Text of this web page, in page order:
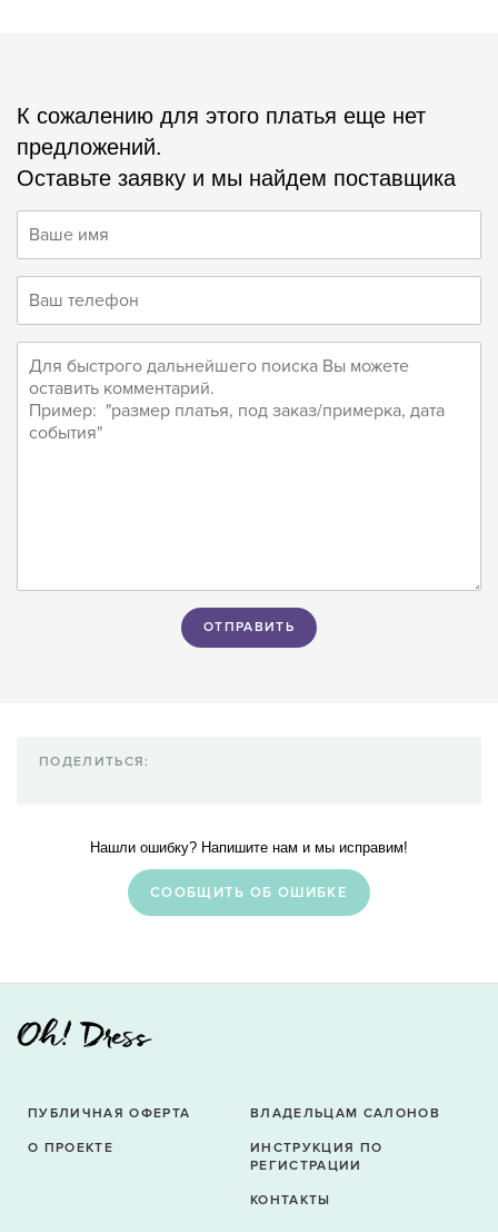
К сожалению для этого платья еще нет
предложений.
Оставьте заявку и мы найдем поставщика
Нашли ошибку? Напишите нам и мы исправим!
CООБЩИТЬ ОБ ОШИБКЕ
ПОДЕЛИТЬСЯ:
ПУБЛИЧНАЯ ОФЕРТА
О ПРОЕКТЕ
ВЛАДЕЛЬЦАМ САЛОНОВ
ИНСТРУКЦИЯ ПО
РЕГИСТРАЦИИ
КОНТАКТЫ